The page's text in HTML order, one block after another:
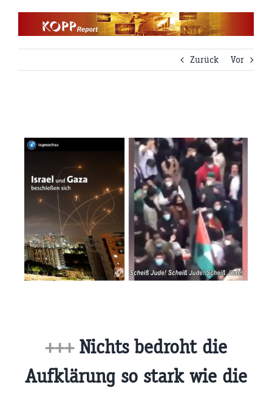
Zurück
Vor
+++Nichts bedroht die
Aufklärung so stark wie die